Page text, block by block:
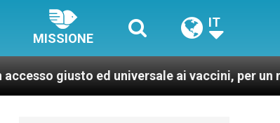
MISSIONE
IT
ed universale ai vaccini, per un mondo più